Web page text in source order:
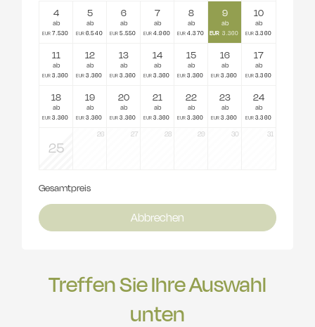
4
ab
EUR 7.530
5
ab
EUR 6.540
6
ab
EUR 5.550
7
ab
EUR 4.960
8
ab
EUR 4.370
9
ab
EUR 3.360
10
ab
EUR 3.360
11
ab
EUR 3.360
12
ab
EUR 3.360
13
ab
EUR 3.360
14
ab
EUR 3.360
15
ab
EUR 3.360
16
ab
EUR 3.360
17
ab
EUR 3.360
18
ab
EUR 3.360
19
ab
EUR 3.360
20
ab
EUR 3.360
21
ab
EUR 3.360
22
ab
EUR 3.360
23
ab
EUR 3.360
24
ab
EUR 3.360
25
26 27 28 29 30 31
Gesamtpreis
Abbrechen
Treffen Sie Ihre Auswahl
unten